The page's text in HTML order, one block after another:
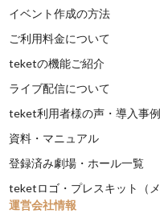
イベント作成の方法
ご利用料金について
teketの機能ご紹介
ライブ配信について
teket利用者様の声・導入事例
資料・マニュアル
登録済み劇場・ホール一覧
teketロゴ・プレスキット（メ
運営会社情報